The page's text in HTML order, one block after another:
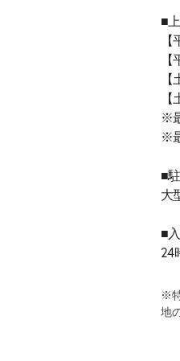
■
※
※
■
大
■
24
※
地